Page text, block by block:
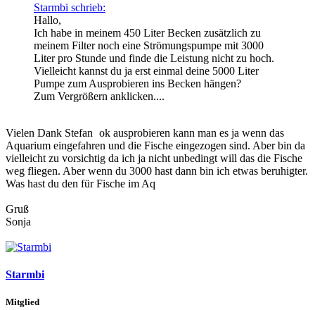
Starmbi schrieb:
Hallo,
Ich habe in meinem 450 Liter Becken zusätzlich zu
meinem Filter noch eine Strömungspumpe mit 3000
Liter pro Stunde und finde die Leistung nicht zu hoch.
Vielleicht kannst du ja erst einmal deine 5000 Liter
Pumpe zum Ausprobieren ins Becken hängen?
Zum Vergrößern anklicken....
Vielen Dank Stefan ok ausprobieren kann man es ja wenn das
Aquarium eingefahren und die Fische eingezogen sind. Aber bin da
vielleicht zu vorsichtig da ich ja nicht unbedingt will das die Fische
weg fliegen. Aber wenn du 3000 hast dann bin ich etwas beruhigter.
Was hast du den für Fische im Aq
Gruß
Sonja
Starmbi
Mitglied